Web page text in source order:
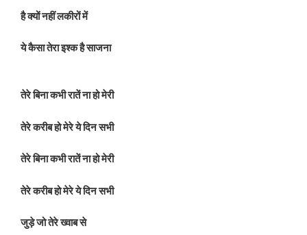
है क्यों नहीं लकीरों में
ये कैसा तेरा इश्क है साजना
तेरे बिना कभी रातें ना हो मेरी
तेरे करीब हो मेरे ये दिन सभी
तेरे बिना कभी रातें ना हो मेरी
तेरे करीब हो मेरे ये दिन सभी
जुड़े जो तेरे ख्वाब से